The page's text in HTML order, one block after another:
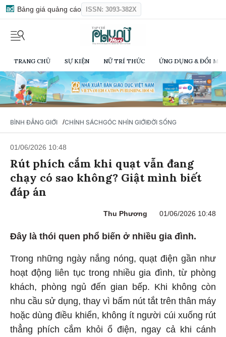
Bảng giá quảng cáo ISSN: 3093-382X
TRANG CHỦ SỰ KIỆN NỮ TRÍ THỨC ỨNG DỤNG & ĐỔI
BÌNH ĐẲNG GIỚI /CHÍNH SÁCHGÓC NHÌN GIỚIĐỜI SỐNG
01/06/2026 10:48
Rút phích cắm khi quạt vẫn đang
chạy có sao không? Giật mình biết
đáp án
Thu Phương 01/06/2026 10:48
Đây là thói quen phổ biến ở nhiều gia đình.
Trong những ngày nắng nóng, quạt điện gần như
hoạt động liên tục trong nhiều gia đình, từ phòng
khách, phòng ngủ đến gian bếp. Khi không còn
nhu cầu sử dụng, thay vì bấm nút tắt trên thân máy
hoặc dùng điều khiển, không ít người cúi xuống rút
thẳng phích cắm khỏi ổ điện, ngay cả khi cánh